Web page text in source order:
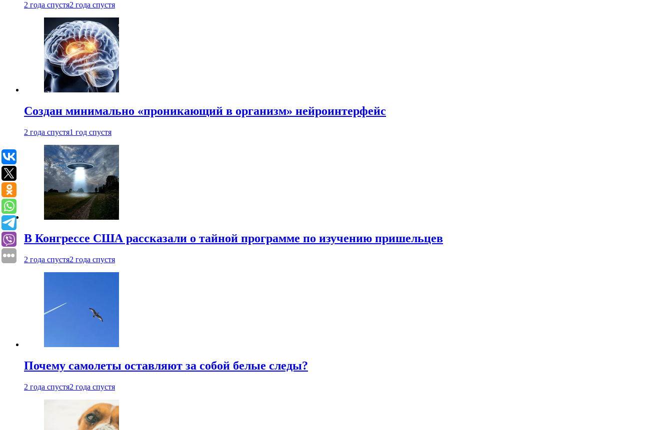
2 года спустя2 года спустя
Создан минимально «проникающий в организм» нейроинтерфейс
2 года спустя1 год спустя
В Конгрессе США рассказали о тайной программе по изучению пришельцев
2 года спустя2 года спустя
Почему самолеты оставляют за собой белые следы?
2 года спустя2 года спустя